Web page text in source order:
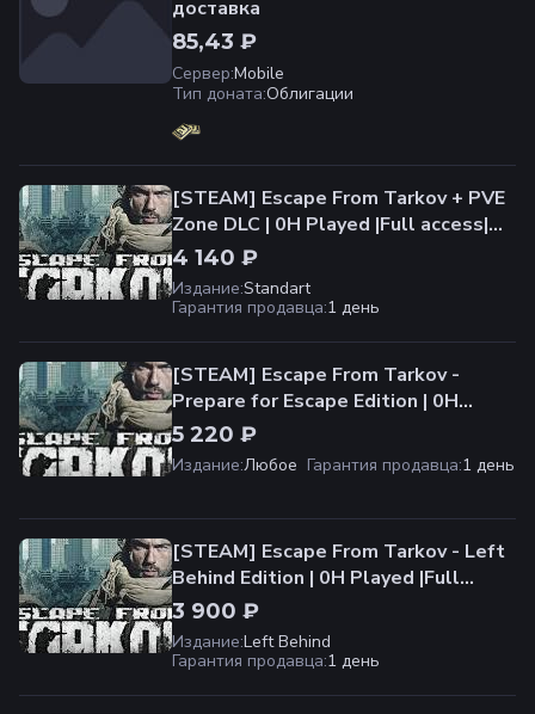
доставка
85,43 ₽
Сервер:Mobile
Тип доната:Облигации
[STEAM] Escape From Tarkov + PVE
Zone DLC | 0H Played |Full access|
Can Change Data | Fast Delivery
4 140 ₽
Издание:Standart
Гарантия продавца:1 день
[STEAM] Escape From Tarkov -
Prepare for Escape Edition | 0H
Played |Full access| Can Change
Data | Fast Delivery
5 220 ₽
Издание:Любое Гарантия продавца:1 день
[STEAM] Escape From Tarkov - Left
Behind Edition | 0H Played |Full
access| Can Change Data | Fast
Delivery
3 900 ₽
Издание:Left Behind
Гарантия продавца:1 день